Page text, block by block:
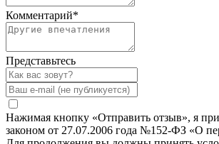
Комментарий*
Представьтесь
Нажимая кнопку «Отправить отзыв», я
законом от 27.07.2006 года №152-ФЗ «О